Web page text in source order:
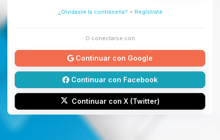
¿Olvidaste la contraseña? - Regístrate
O conectarse con
Continuar con Google
Continuar con Facebook
Continuar con X (Twitter)